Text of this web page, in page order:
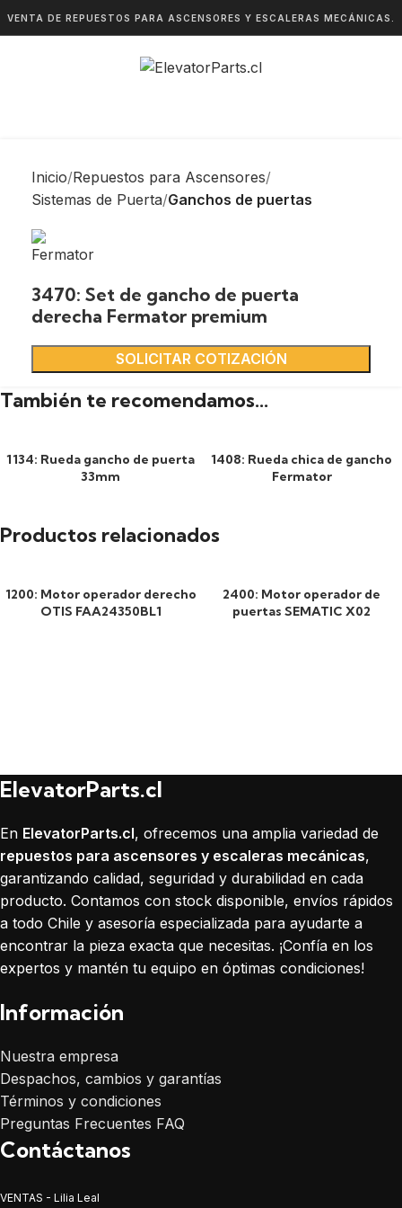
VENTA DE REPUESTOS PARA ASCENSORES Y ESCALERAS MECÁNICAS.
Inicio Repuestos para Ascensores
Sistemas de Puerta Ganchos de puertas
3470: Set de gancho de puerta
derecha Fermator premium
SOLICITAR COTIZACIÓN
También te recomendamos…
1134: Rueda gancho de puerta
33mm
1408: Rueda chica de gancho
Fermator
Productos relacionados
1200: Motor operador derecho
OTIS FAA24350BL1
2400: Motor operador de
puertas SEMATIC X02
ElevatorParts.cl
En ElevatorParts.cl, ofrecemos una amplia variedad de
repuestos para ascensores y escaleras mecánicas,
garantizando calidad, seguridad y durabilidad en cada
producto. Contamos con stock disponible, envíos rápidos
a todo Chile y asesoría especializada para ayudarte a
encontrar la pieza exacta que necesitas. ¡Confía en los
expertos y mantén tu equipo en óptimas condiciones!
Información
Nuestra empresa
Despachos, cambios y garantías
Términos y condiciones
Preguntas Frecuentes FAQ
Contáctanos
VENTAS - Lilia Leal